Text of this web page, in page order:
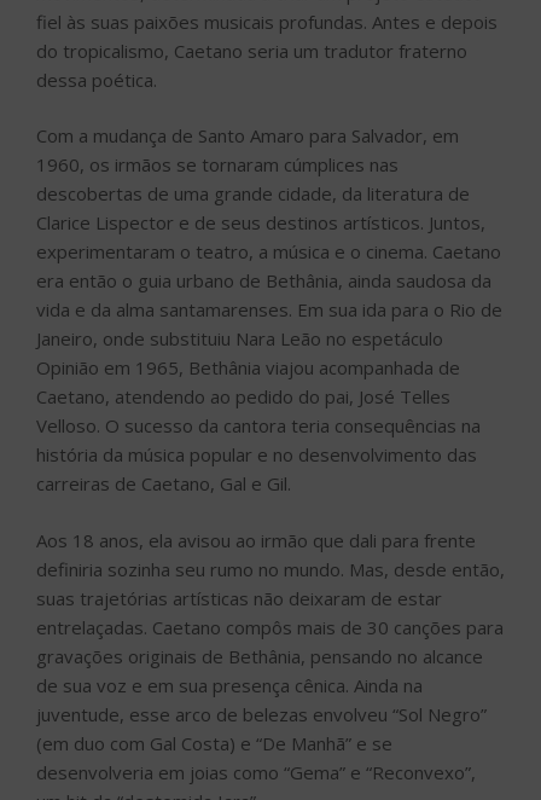
fiel às suas paixões musicais profundas. Antes e depois
do tropicalismo, Caetano seria um tradutor fraterno
dessa poética.
Com a mudança de Santo Amaro para Salvador, em
1960, os irmãos se tornaram cúmplices nas
descobertas de uma grande cidade, da literatura de
Clarice Lispector e de seus destinos artísticos. Juntos,
experimentaram o teatro, a música e o cinema. Caetano
era então o guia urbano de Bethânia, ainda saudosa da
vida e da alma santamarenses. Em sua ida para o Rio de
Janeiro, onde substituiu Nara Leão no espetáculo
Opinião em 1965, Bethânia viajou acompanhada de
Caetano, atendendo ao pedido do pai, José Telles
Velloso. O sucesso da cantora teria consequências na
história da música popular e no desenvolvimento das
carreiras de Caetano, Gal e Gil.
Aos 18 anos, ela avisou ao irmão que dali para frente
definiria sozinha seu rumo no mundo. Mas, desde então,
suas trajetórias artísticas não deixaram de estar
entrelaçadas. Caetano compôs mais de 30 canções para
gravações originais de Bethânia, pensando no alcance
de sua voz e em sua presença cênica. Ainda na
juventude, esse arco de belezas envolveu “Sol Negro”
(em duo com Gal Costa) e “De Manhã” e se
desenvolveria em joias como “Gema” e “Reconvexo”,